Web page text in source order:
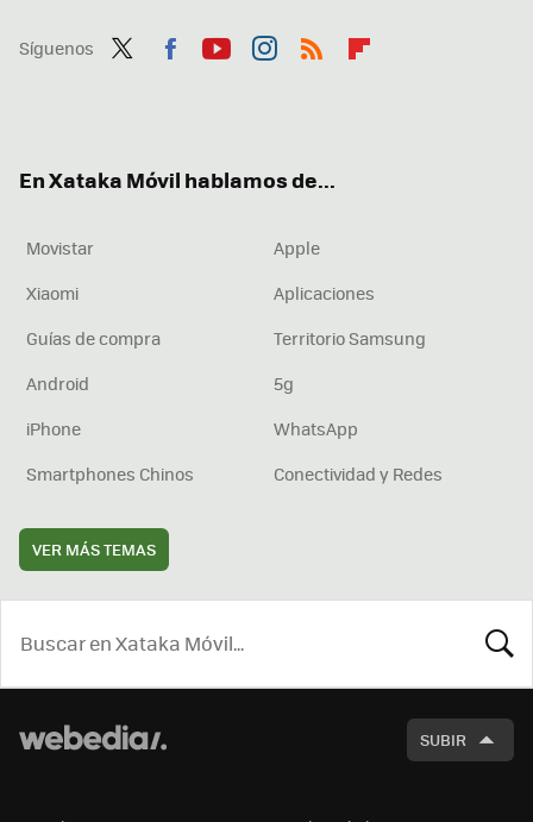
Síguenos
En Xataka Móvil hablamos de...
Movistar
Apple
Xiaomi
Aplicaciones
Guías de compra
Territorio Samsung
Android
5g
iPhone
WhatsApp
Smartphones Chinos
Conectividad y Redes
VER MÁS TEMAS
SUBIR